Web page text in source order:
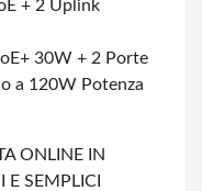
+ 2 Uplink
30W + 2 Porte
a 120W Potenza
ONLINE IN
E SEMPLICI